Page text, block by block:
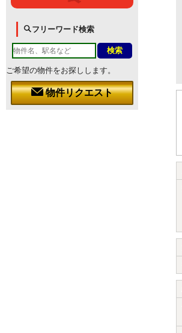
フリーワード検索
ご希望の物件をお探しします。
物件リクエスト